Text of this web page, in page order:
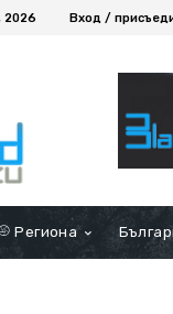
2026 Вход /
Региона